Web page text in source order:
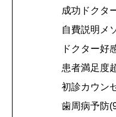
成功ドクタ
自費説明メ
ドクター好
患者満足度
初診カウン
歯周病予防